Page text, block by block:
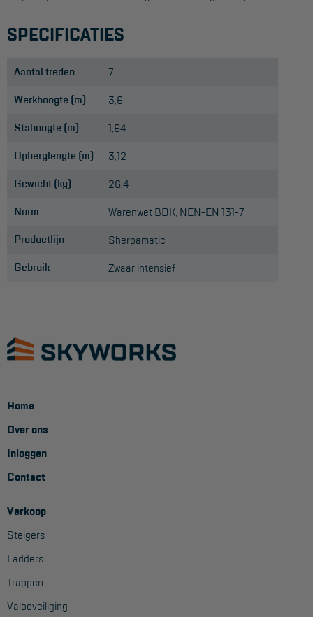
SPECIFICATIES
Aantal treden 7
Werkhoogte (m) 3,6
Stahoogte (m) 1,64
Opberglengte (m) 3,12
Gewicht (kg) 26,4
Norm Warenwet BDK, NEN-EN 131-7
Productlijn Sherpamatic
Gebruik Zwaar intensief
Home
Over ons
Inloggen
Contact
Verkoop
Steigers
Ladders
Trappen
Valbeveiliging